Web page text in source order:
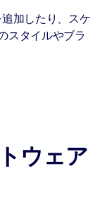
加したり、スケ
スタイルやブラ
ウェア